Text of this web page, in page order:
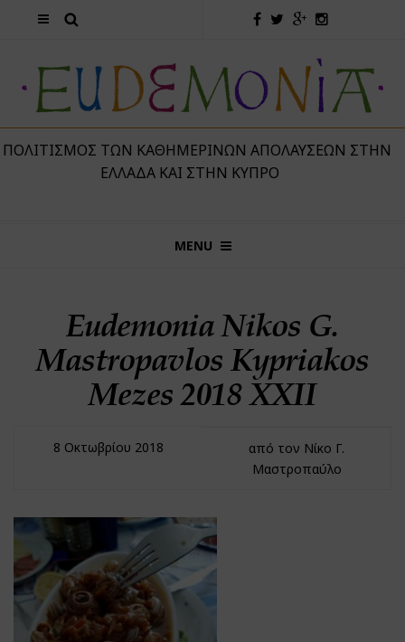
ΤΩΝ ΚΑΘΗΜΕΡΙΝΏΝ ΑΠΟΛΑΎΣΕΩΝ ΣΤΗΝ
ΕΛΛΆΔΑ ΚΑΙ ΣΤΗΝ ΚΎΠΡΟ
MENU
Eudemonia Nikos G.
Mastropavlos Kypriakos
Mezes 2018 XXII
8 Οκτωβρίου 2018
από τον Νίκο Γ.
Μαστροπαύλο